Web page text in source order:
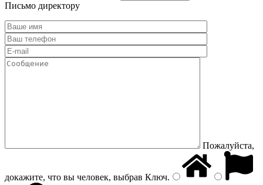
Письмо директору
Пожалуйста,
докажите, что вы человек, выбрав Ключ.